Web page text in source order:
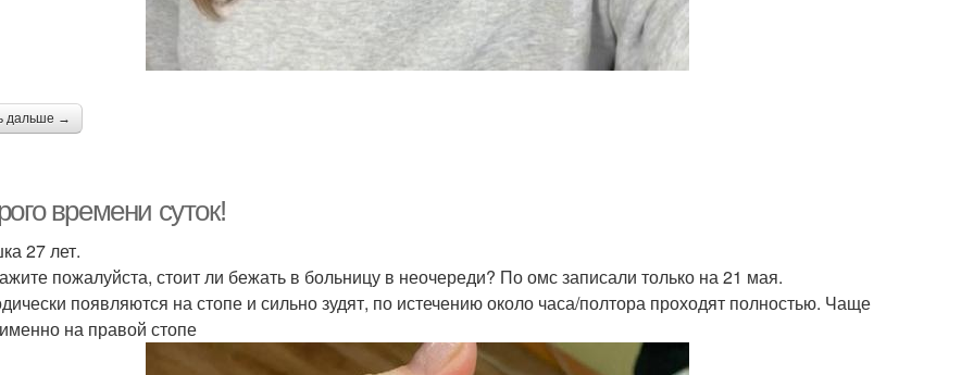
дальше →
времени суток!
27 лет.
пожалуйста, стоит ли бежать в больницу в неочереди? По омс записали только на 21 мая.
появляются на стопе и сильно зудят, по истечению около часа/полтора проходят полностью. Чаще
на правой стопе